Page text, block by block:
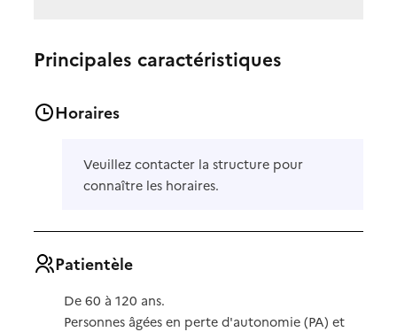
Principales caractéristiques
Horaires
Veuillez contacter la structure pour
connaître les horaires.
Patientèle
De 60 à 120 ans.
Personnes âgées en perte d'autonomie (PA) et